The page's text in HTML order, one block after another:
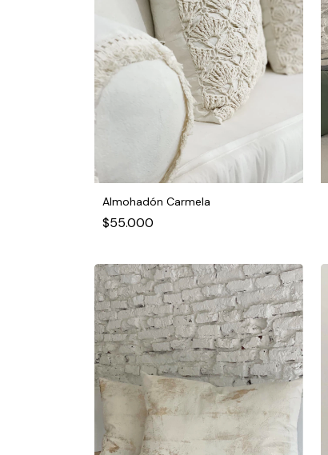
Almohadón Carmela
$55.000